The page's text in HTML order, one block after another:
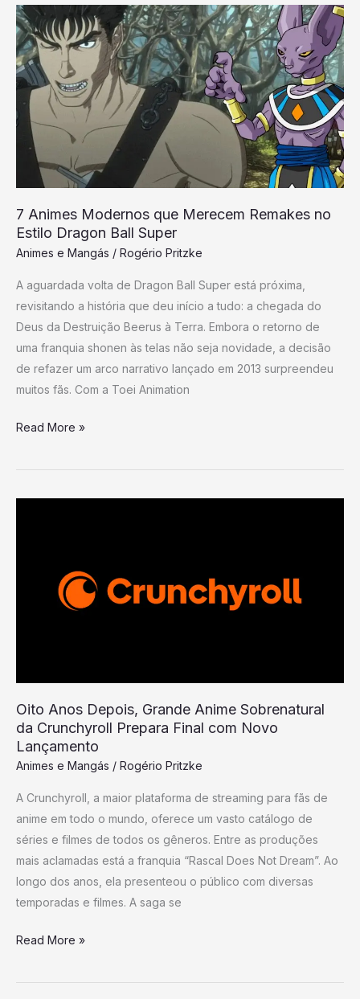
7 Animes Modernos que Merecem Remakes no
Estilo Dragon Ball Super
Animes e Mangás / Rogério Pritzke
A aguardada volta de Dragon Ball Super está próxima,
revisitando a história que deu início a tudo: a chegada do
Deus da Destruição Beerus à Terra. Embora o retorno de
uma franquia shonen às telas não seja novidade, a decisão
de refazer um arco narrativo lançado em 2013 surpreendeu
muitos fãs. Com a Toei Animation
7
Animes
Modernos
que
Merecem
Remakes
Estilo
Dragon
Super
Read More »
Oito Anos Depois, Grande Anime Sobrenatural
da Crunchyroll Prepara Final com Novo
Lançamento
Animes e Mangás / Rogério Pritzke
A Crunchyroll, a maior plataforma de streaming para fãs de
anime em todo o mundo, oferece um vasto catálogo de
séries e filmes de todos os gêneros. Entre as produções
mais aclamadas está a franquia “Rascal Does Not Dream”. Ao
longo dos anos, ela presenteou o público com diversas
temporadas e filmes. A saga se
Sobrenatural
com
Novo
Lançamento
Read More »